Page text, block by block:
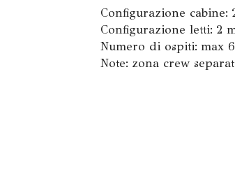
Configurazione
Configurazione letti: 2
Numero di ospiti: max 6
Note: zona crew